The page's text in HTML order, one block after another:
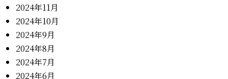
2024年11月
2024年10月
2024年9月
2024年8月
2024年7月
2024年6月